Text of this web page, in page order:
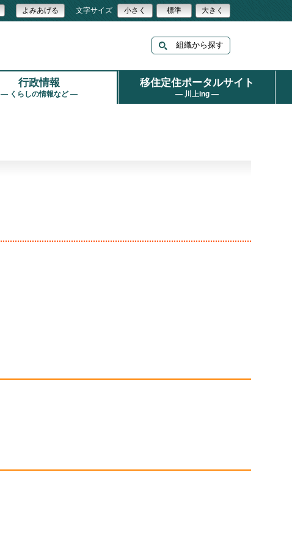
よみあげる 文字サイズ 小さく 標準 大きく
組織から探す
行政情報
― くらしの情報など ―
移住定住ポータルサイト
― 川上ing ―